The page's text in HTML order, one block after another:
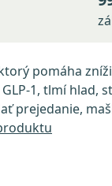
pomáha
1, tlmí hlad,
prejedanie,